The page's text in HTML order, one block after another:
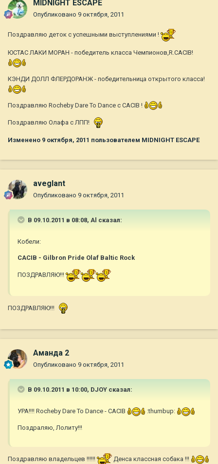
MIDNIGHT ESCAPE
Опубликовано 9 октября, 2011
Поздравляю деток с успешными выступлениями !
ЮСТАС ЛАКИ МОРАН - победитель класса Чемпионов,R.CACIB!
КЭНДИ ДОЛЛ ФЛЕРДОРАНЖ - победительница открытого класса!
Поздравляю Rocheby Dare To Dance с CACIB !
Поздравляю Олафа с ЛПП!
Изменено 9 октября, 2011 пользователем MIDNIGHT ESCAPE
aveglant
Опубликовано 9 октября, 2011
В 09.10.2011 в 08:08, Al сказал:
Кобели:
САСIB - Gilbron Pride Olaf Baltic Rock
ПОЗДРАВЛЯЮ!!!
ПОЗДРАВЛЯЮ!!!
Аманда 2
Опубликовано 9 октября, 2011
В 09.10.2011 в 10:00, DJOY сказал:
УРА!!!! Rocheby Dare To Dance - CACIB :thumbup:
Поздраляю, Лолиту!!!
Поздравляю владельцев !!!!!!
Денса классная собака !!!